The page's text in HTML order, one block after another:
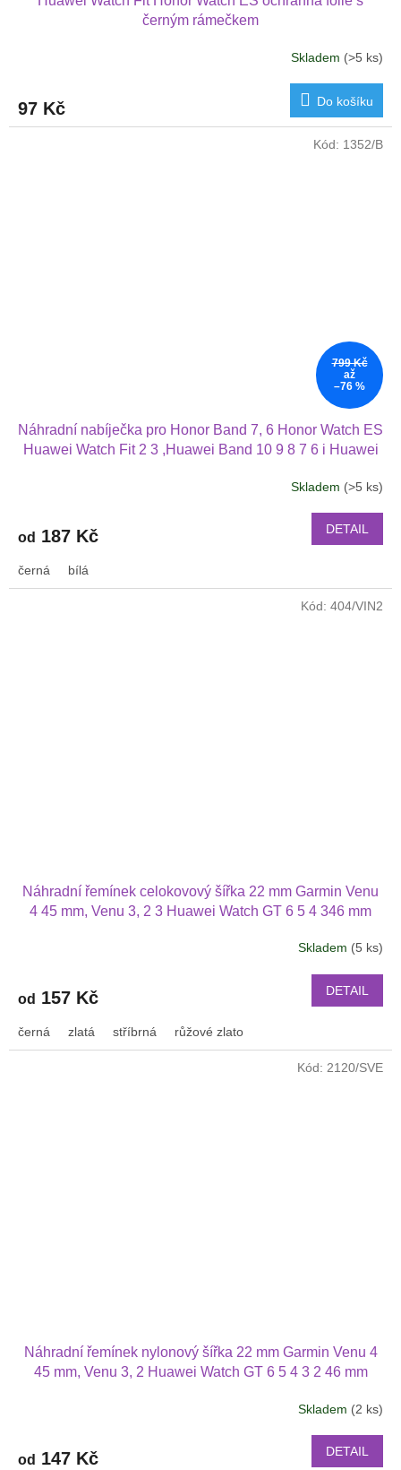
černým rámečkem
Skladem (>5 ks)
97 Kč Do košíku
799 Kč
až
–76 %
Náhradní nabíječka pro Honor Band 7, 6 Honor Watch ES
Huawei Watch Fit 2 3 ,Huawei Band 10 9 8 7 6 i Huawei
Skladem (>5 ks)
od 187 Kč DETAIL
černá bílá
Kód: 1352/B
Náhradní řemínek celokovový šířka 22 mm Garmin Venu
4 45 mm, Venu 3, 2 3 Huawei Watch GT 6 5 4 346 mm
Skladem (5 ks)
od 157 Kč DETAIL
černá zlatá stříbrná růžové zlato
Kód: 404/VIN2
Náhradní řemínek nylonový šířka 22 mm Garmin Venu 4
45 mm, Venu 3, 2 Huawei Watch GT 6 5 4 3 2 46 mm
Skladem (2 ks)
od 147 Kč DETAIL
Kód: 2120/SVE